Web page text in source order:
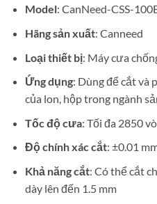
Model: CanNeed-CSS-
Hãng sản xuất: Canneed
Loại thiết bị: Máy cưa
Ứng dụng: Dùng để cắt và
của lon, hộp trong ngành
Tốc độ cưa: Tối đa 2850
Độ chính xác cắt: ±0.01
Khả năng cắt: Có thể cắt
dày lên đến 1.5 mm